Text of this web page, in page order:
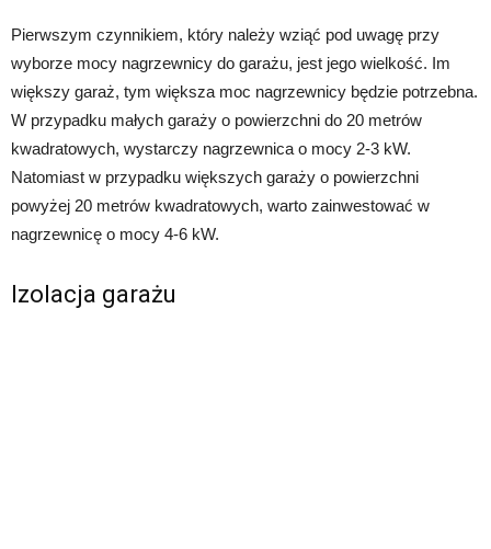
Pierwszym czynnikiem, który należy wziąć pod uwagę przy
wyborze mocy nagrzewnicy do garażu, jest jego wielkość. Im
większy garaż, tym większa moc nagrzewnicy będzie potrzebna.
W przypadku małych garaży o powierzchni do 20 metrów
kwadratowych, wystarczy nagrzewnica o mocy 2-3 kW.
Natomiast w przypadku większych garaży o powierzchni
powyżej 20 metrów kwadratowych, warto zainwestować w
nagrzewnicę o mocy 4-6 kW.
Izolacja garażu